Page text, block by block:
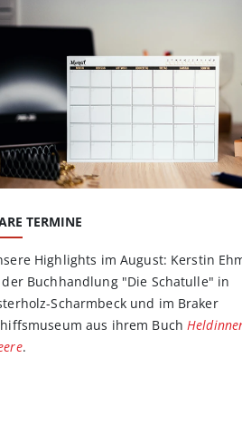
TERMINE
Highlights im August: Kerstin
Buchhandlung "Die Schatulle" in
Scharmbeck und im Braker
aus ihrem Buch
.